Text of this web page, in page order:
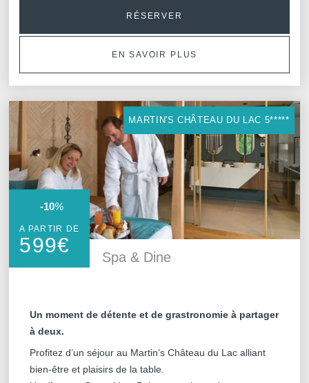
RÉSERVER
EN SAVOIR PLUS
Spa & Dine
A PARTIR DE
599€
-10%
MARTIN'S CHÂTEAU DU LAC 5*****
Un moment de détente et de grastronomie à partager
à deux.
Profitez d’un séjour au Martin’s Château du Lac alliant
bien-être et plaisirs de la table.
Offres
Restaurants
SPA
Martin's
Hotels